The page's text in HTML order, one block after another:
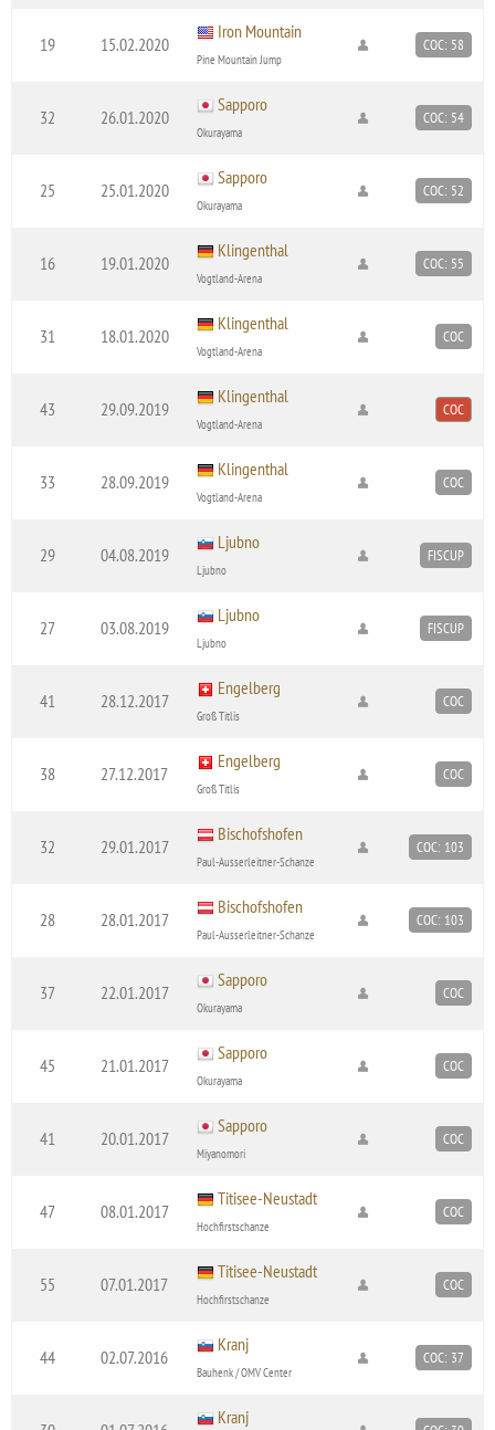
19 15.02.2020
Iron Mountain
Pine Mountain Jump
COC: 58
32 26.01.2020
Sapporo
Okurayama
COC: 54
25 25.01.2020
Sapporo
Okurayama
COC: 52
16 19.01.2020
Klingenthal
Vogtland-Arena
COC: 55
31 18.01.2020
Klingenthal
Vogtland-Arena
COC
43 29.09.2019
Klingenthal
Vogtland-Arena
COC
33 28.09.2019
Klingenthal
Vogtland-Arena
COC
29 04.08.2019
Ljubno
Ljubno
FISCUP
27 03.08.2019
Ljubno
Ljubno
FISCUP
41 28.12.2017
Engelberg
Groß Titlis
COC
38 27.12.2017
Engelberg
Groß Titlis
COC
32 29.01.2017
Bischofshofen
Paul-Ausserleitner-Schanze
COC: 103
28 28.01.2017
Bischofshofen
Paul-Ausserleitner-Schanze
COC: 103
37 22.01.2017
Sapporo
Okurayama
COC
45 21.01.2017
Sapporo
Okurayama
COC
41 20.01.2017
Sapporo
Miyanomori
COC
47 08.01.2017
Titisee-Neustadt
Hochfirstschanze
COC
55 07.01.2017
Titisee-Neustadt
Hochfirstschanze
COC
44 02.07.2016
Kranj
Bauhenk / OMV Center
COC: 37
Kranj